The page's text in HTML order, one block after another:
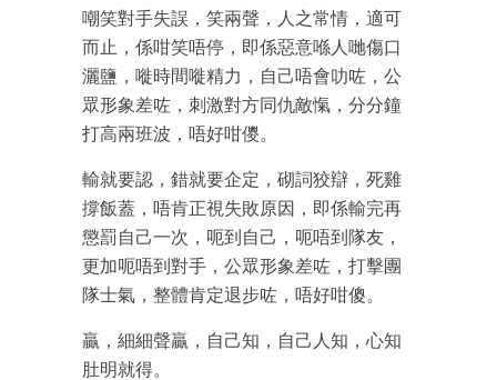
嘲笑對手失誤，笑兩聲，人之常情，適可
而止，係咁笑唔停，即係惡意喺人哋傷口
灑鹽，嘥時間嘥精力，自己唔會叻咗，公
眾形象差咗，刺激對方同仇敵愾，分分鐘
打高兩班波，唔好咁儍。
輸就要認，錯就要企定，砌詞狡辯，死雞
撐飯蓋，唔肯正視失敗原因，即係輸完再
懲罰自己一次，呃到自己，呃唔到隊友，
更加呃唔到對手，公眾形象差咗，打擊團
隊士氣，整體肯定退步咗，唔好咁傻。
贏，細細聲贏，自己知，自己人知，心知
肚明就得。